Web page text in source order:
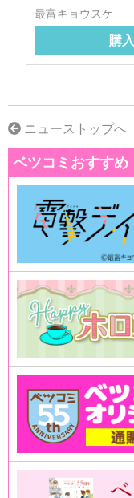
最富キョウスケ
購入
ニューストップへ
ベツコミおすすめ